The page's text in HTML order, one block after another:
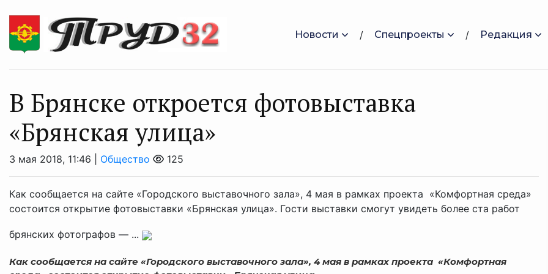
Новости Спецпроекты Редакция
В Брянске откроется фотовыставка
«Брянская улица»
3 мая 2018, 11:46 | Общество 125
Как сообщается на сайте «Городского выставочного зала», 4 мая в рамках проекта «Комфортная среда»
состоится открытие фотовыставки «Брянская улица». Гости выставки смогут увидеть более ста работ
брянских фотографов — ...
Как сообщается на сайте «Городского выставочного зала», 4 мая в рамках проекта «Комфортная